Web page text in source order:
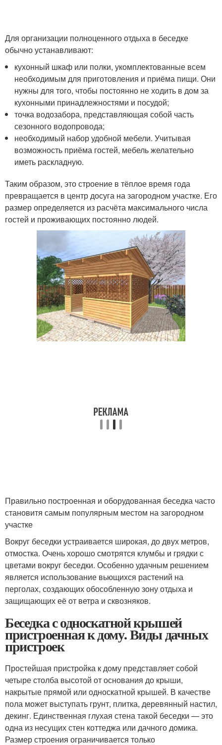
Для организации полноценного отдыха в беседке
обычно устанавливают:
кухонный шкаф или полки, укомплектованные всем
необходимым для приготовления и приёма пищи. Они
нужны для того, чтобы постоянно не ходить в дом за
кухонными принадлежностями и посудой;
точка водозабора, представляющая собой часть
сезонного водопровода;
необходимый набор удобной мебели. Учитывая
возможность приёма гостей, мебель желательно
иметь раскладную.
Таким образом, это строение в тёплое время года
превращается в центр досуга на загородном участке. Его
размер определяется из расчёта максимального числа
гостей и проживающих постоянно людей.
Правильно построенная и оборудованная беседка часто
становитя самым популярным местом на загородном
участке
Вокруг беседки устраивается широкая, до двух метров,
отмостка. Очень хорошо смотрятся клумбы и грядки с
цветами вокруг беседки. Особенно удачным решением
является использование вьющихся растений на
перголах, создающих обособленную зону отдыха и
защищающих её от ветра и сквозняков.
Беседка с односкатной крышей
пристроенная к дому. Виды дачных
пристроек
Простейшая пристройка к дому представляет собой
четыре столба высотой от основания до крыши,
накрытые прямой или односкатной крышей. В качестве
пола может выступать грунт, плитка, деревянный настил,
декинг. Единственная глухая стена такой беседки — это
одна из несущих стен коттеджа или дачного домика.
Размер строения ограничивается только